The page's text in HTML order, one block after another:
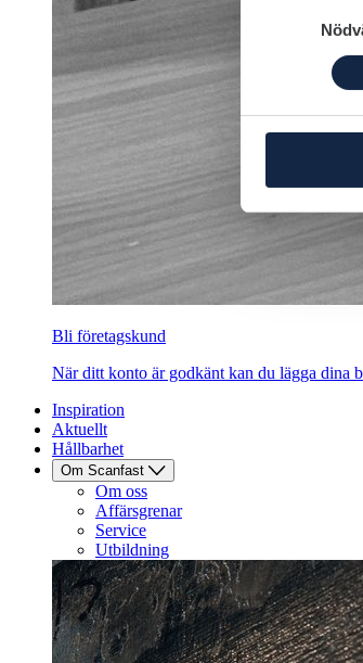
Bli företagskund
När ditt konto är godkänt kan du lägga dina
Inspiration
Aktuellt
Hållbarhet
Om Scanfast
Om oss
Affärsgrenar
Service
Utbildning